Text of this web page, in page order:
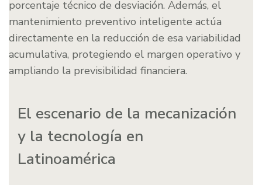
porcentaje técnico de desviación. Además, el
mantenimiento preventivo inteligente actúa
directamente en la reducción de esa variabilidad
acumulativa, protegiendo el margen operativo y
ampliando la previsibilidad financiera.
El escenario de la mecanización
y la tecnología en
Latinoamérica